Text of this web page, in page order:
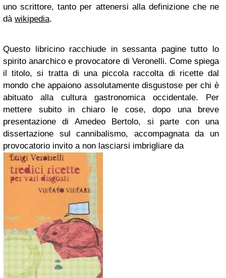
uno scrittore, tanto per attenersi alla definizione che ne
dà wikipedia.
Questo libricino racchiude in sessanta pagine tutto lo
spirito anarchico e provocatore di Veronelli. Come spiega
il titolo, si tratta di una piccola raccolta di ricette dal
mondo che appaiono assolutamente disgustose per chi è
abituato alla cultura gastronomica occidentale. Per
mettere subito in chiaro le cose, dopo una breve
presentazione di Amedeo Bertolo, si parte con una
dissertazione sul cannibalismo, accompagnata da un
provocatorio invito a non lasciarsi imbrigliare da